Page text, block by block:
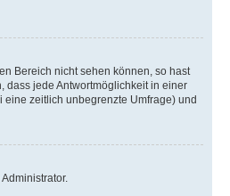
Bereich nicht sehen können, so hast
dass jede Antwortmöglichkeit in einer
eine zeitlich unbegrenzte Umfrage) und